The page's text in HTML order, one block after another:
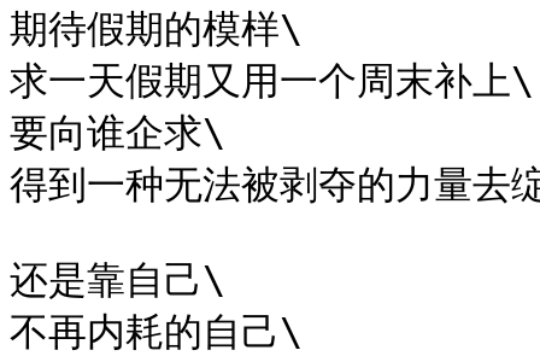
期待假期的模样\
求一天假期又用一个周末补上\
要向谁企求\
得到一种无法被剥夺的力量去
还是靠自己\
不再内耗的自己\